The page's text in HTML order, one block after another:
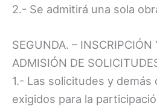
2.- Se admitirá una sola
SEGUNDA. – INSCRIPCIÓN
ADMISIÓN DE
1.- Las solicitudes y demás
exigidos para la